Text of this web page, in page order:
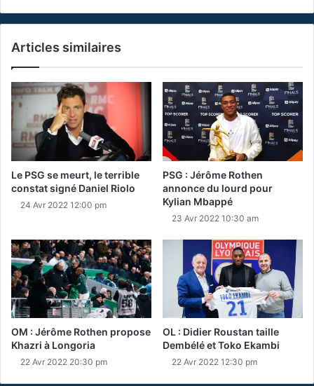
Articles similaires
Le PSG se meurt, le terrible
constat signé Daniel Riolo
24 Avr 2022 12:00 pm
PSG : Jérôme Rothen
annonce du lourd pour
Kylian Mbappé
23 Avr 2022 10:30 am
OM : Jérôme Rothen propose
Khazri à Longoria
22 Avr 2022 20:30 pm
OL : Didier Roustan taille
Dembélé et Toko Ekambi
22 Avr 2022 12:30 pm